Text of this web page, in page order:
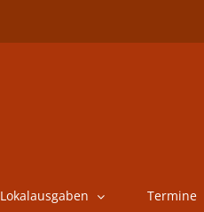
Lokalausgaben Termine